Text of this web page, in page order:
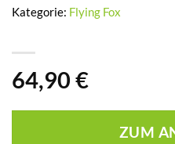
64,90 €
ZUM
Kategorie: Flying Fox